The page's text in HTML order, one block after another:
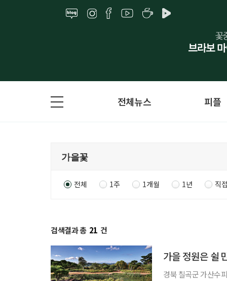
전체뉴스 피플
전체 1주 1개월 1년 직
검색결과 총 21 건
가을 정원은 쉴
경북 칠곡군 가산수